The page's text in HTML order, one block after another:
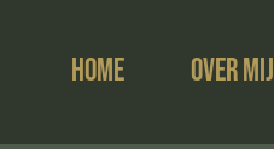
Home Over mij